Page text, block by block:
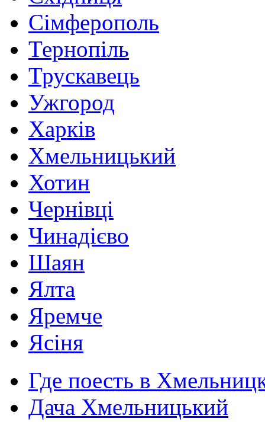
Сімферополь
Тернопіль
Трускавець
Ужгород
Харків
Хмельницький
Хотин
Чернівці
Чинадієво
Шаян
Ялта
Яремче
Ясіня
Где поесть в
Дача Хмельницький